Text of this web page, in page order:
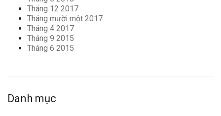
Tháng 12 2017
Tháng mười một 2017
Tháng 4 2017
Tháng 9 2015
Tháng 6 2015
Danh mục